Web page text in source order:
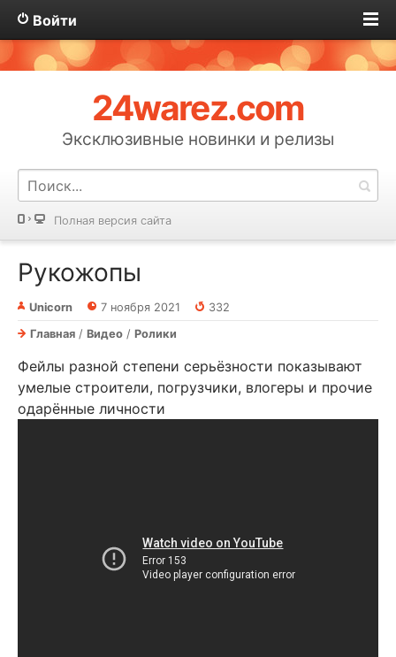
Войти
24warez.com
Эксклюзивные новинки и релизы
Полная версия сайта
Рукожопы
Unicorn 7 ноября 2021
332
Главная / Видео / Ролики
Фейлы разной степени серьёзности показывают
умелые строители, погрузчики, влогеры и прочие
одарённые личности